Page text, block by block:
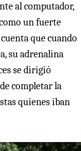
al computador,
un fuerte
que cuando
su adrenalina
se dirigió
completar la
quienes iban